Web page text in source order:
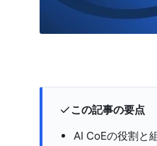
この記事の要点
AI CoEの役割と